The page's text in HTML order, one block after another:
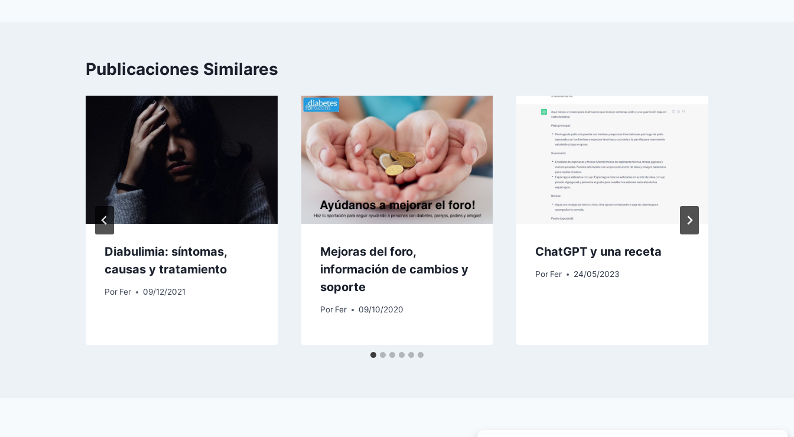
Publicaciones Similares
Diabulimia: síntomas,
causas y tratamiento
Por Fer 09/12/2021
Mejoras del foro,
información de cambios y
soporte
Por Fer 09/10/2020
ChatGPT y una receta
Por Fer 24/05/2023